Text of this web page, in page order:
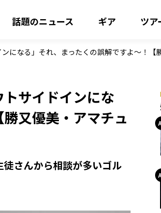
話題のニュース ギア ツア
になる」それ、まったくの誤解ですよ～！【
トサイドインにな
又優美・アマチュ
さんから相談が多いゴル